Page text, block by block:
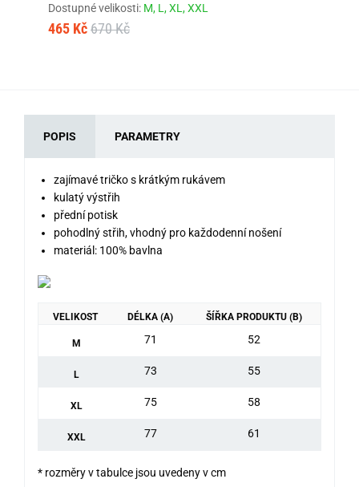
Dostupné velikosti: M, L,XL,XXL
465 Kč 670 Kč
POPIS PARAMETRY
zajímavé tričko s krátkým rukávem
kulatý výstřih
přední potisk
pohodlný střih, vhodný pro každodenní nošení
materiál: 100% bavlna
VELIKOST DÉLKA (A) ŠÍŘKA PRODUKTU (B)
M 71 52
L 73 55
XL 75 58
XXL 77 61
* rozměry v tabulce jsou uvedeny v cm